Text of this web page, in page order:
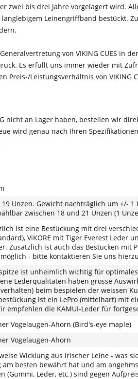
zwei bis drei Jahre vorgelagert wird.
Leinengriffband bestückt.
von VIKING CUES in
Es erfüllt uns immer wieder mit
Preis-/Leistungsverhältnis von VIKING
nicht an Lager haben, bestellen wir
wird genau nach Ihren
Unzen. Gewicht nachträglich um +/- 1
zwischen 18 und 21 Unzen (1
ist eine Bestückung mit drei
ViKORE mit Tiger Everest Leder
Zusätzlich ist auch das Bestücken mit
- bitte kontaktieren Sie uns
ist unheimlich wichtig für
Lederqualitäten haben grosse
beim bespielen der weissen
ist ein LePro (mittelhart) mit
empfehlen die KAMUI-Leder für
Vogelaugen-Ahorn (Bird's-eye maple)
Vogelaugen-Ahorn
Wicklung aus irischer Leine - was
am besten bewährt hat und am
(Gummi, Leder, etc.) sind gegen